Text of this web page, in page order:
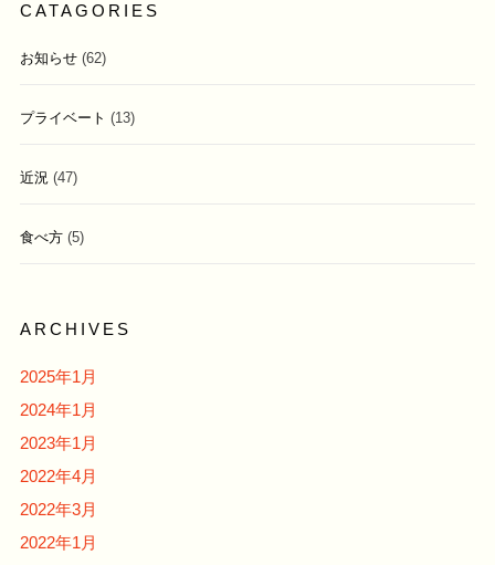
CATAGORIES
お知らせ(62)
プライベート (13)
近況(47)
食べ方(5)
ARCHIVES
2025年1月
2024年1月
2023年1月
2022年4月
2022年3月
2022年1月